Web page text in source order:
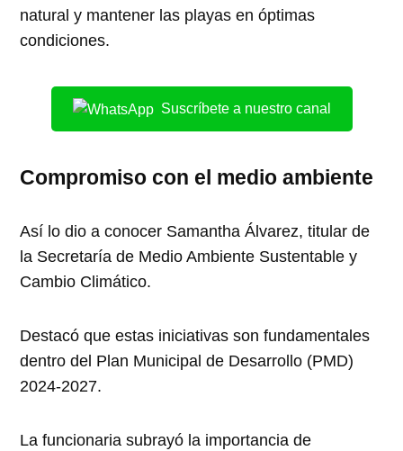
natural y mantener las playas en óptimas
condiciones.
Suscríbete a nuestro canal
Compromiso con el medio ambiente
Así lo dio a conocer Samantha Álvarez, titular de
la Secretaría de Medio Ambiente Sustentable y
Cambio Climático.
Destacó que estas iniciativas son fundamentales
dentro del Plan Municipal de Desarrollo (PMD)
2024-2027.
La funcionaria subrayó la importancia de